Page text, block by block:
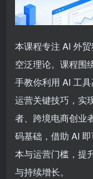
本课程专注 AI 外
空泛理论。课程围
手教你利用 AI 工
运营关键技巧，实
者、跨境电商创业
码基础，借助 AI
本与运营门槛，提
与持续增长。